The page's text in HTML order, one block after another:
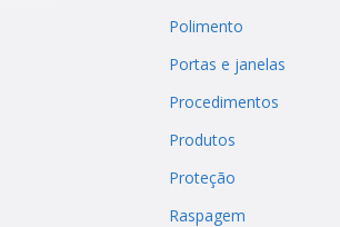
Polimento
Portas e janelas
Procedimentos
Produtos
Proteção
Raspagem